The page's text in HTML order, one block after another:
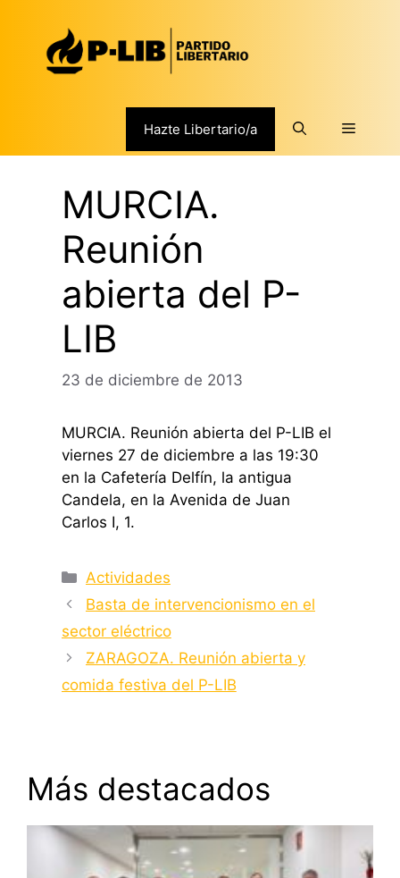
contenido
Hazte Libertario/a Menú
MURCIA.
Reunión
abierta del P-
LIB
23 de diciembre de 2013
MURCIA. Reunión abierta del P-LIB el
viernes 27 de diciembre a las 19:30
en la Cafetería Delfín, la antigua
Candela, en la Avenida de Juan
Carlos I, 1.
Categorías
Actividades
Basta de intervencionismo en el
sector eléctrico
ZARAGOZA. Reunión abierta y
comida festiva del P-LIB
Más destacados